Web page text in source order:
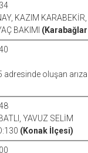
KAZIM KARABEKİR,
BAKIMI
adresinde oluşan
YAVUZ SELİM
(Konak İlçesi)